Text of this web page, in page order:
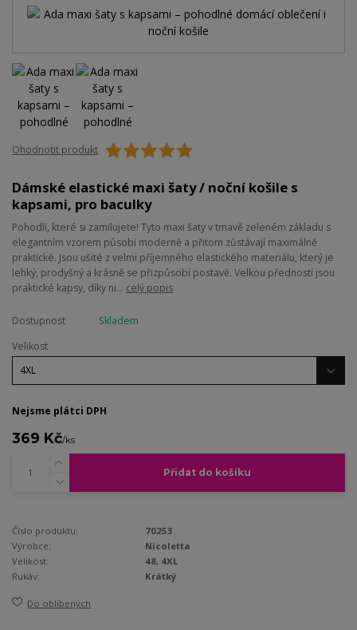
Ohodnotit produkt
Dámské elastické maxi šaty / noční košile s
kapsami, pro baculky
Pohodlí, které si zamilujete! Tyto maxi šaty v tmavě zeleném základu s
elegantním vzorem působí moderně a přitom zůstávají maximálně
praktické. Jsou ušité z velmi příjemného elastického materiálu, který je
lehký, prodyšný a krásně se přizpůsobí postavě. Velkou předností jsou
praktické kapsy, díky ni... celý popis
Dostupnost
Skladem
Velikost
Nejsme plátci DPH
369 Kč/ks
Přidat do košíku
Číslo produktu:
70253
Výrobce:
Nicoletta
Velikost:
48, 4XL
Rukáv:
Krátký
Do oblíbených